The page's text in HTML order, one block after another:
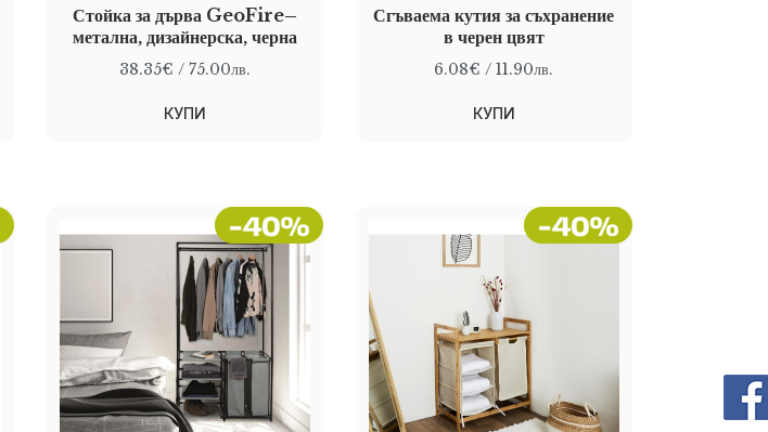
Стойка за дърва GeoFire–
метална, дизайнерска, черна
38.35€ / 75.00лв.
КУПИ
Сгъваема кутия за съхранение
в черен цвят
6.08€ / 11.90лв.
КУПИ